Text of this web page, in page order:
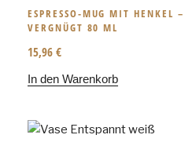
ESPRESSO-MUG MIT HENKEL –
VERGNÜGT 80 ML
15,96 €
In den Warenkorb